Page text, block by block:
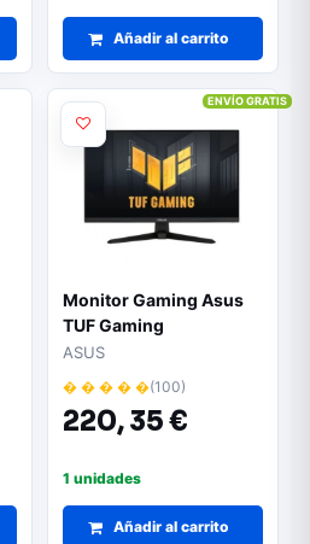
Añadir al carrito
Monitor Gaming Asus
TUF Gaming
VG249QM1A 23.8/ Full
HD/ 1ms/ 270Hz/ IPS/
Multimedia/ Negro
ASUS
� � � � �(100)
220,35 €
1 unidades
Añadir al carrito
ENVÍO GRATIS